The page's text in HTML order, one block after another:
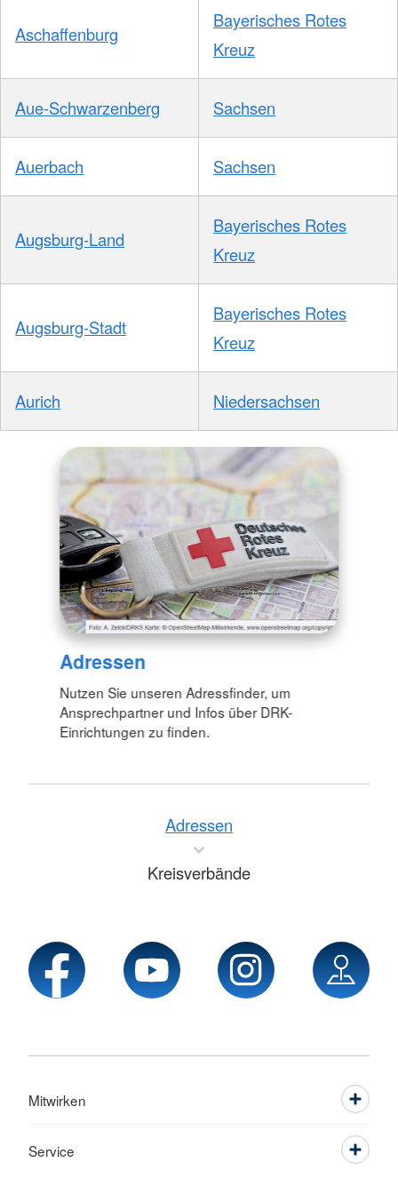
Aschaffenburg
Bayerisches Rotes
Kreuz
Aue-Schwarzenberg Sachsen
Auerbach Sachsen
Augsburg-Land
Bayerisches Rotes
Kreuz
Augsburg-Stadt
Bayerisches Rotes
Kreuz
Aurich Niedersachsen
Adressen
Nutzen Sie unseren Adressfinder, um
Ansprechpartner und Infos über DRK-
Einrichtungen zu finden.
Adressen
Kreisverbände
Mitwirken
Service